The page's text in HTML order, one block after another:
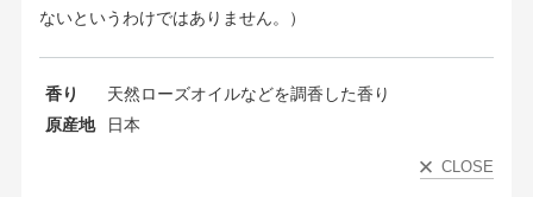
ないというわけではありません。）
香り
天然ローズオイルなどを調香した香り
原産地
日本
CLOSE